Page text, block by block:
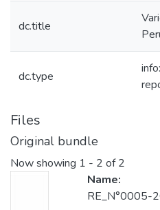
dc.title
dc.type
Files
Original bundle
Now showing 1 - 2 of 2
Name:
RE_N°0005-